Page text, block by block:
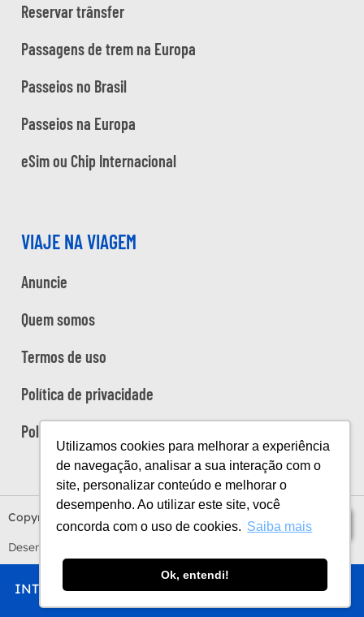
Utilizamos cookies para melhorar a experiência
de navegação, analisar a sua interação com o
site, personalizar conteúdo e melhorar o
desempenho. Ao utilizar este site, você
concorda com o uso de cookies. Saiba mais
Ok, entendi!
INTRO CHEGAR FICAR COMER FAZER
Índice
Reservar trânsfer
Passagens de trem na Europa
Passeios no Brasil
Passeios na Europa
eSim ou Chip Internacional
VIAJE NA VIAGEM
Anuncie
Quem somos
Termos de uso
Política de privacidade
Política de cookies
Copyright Viaje na Viagem © 2026
Desenvolvido por